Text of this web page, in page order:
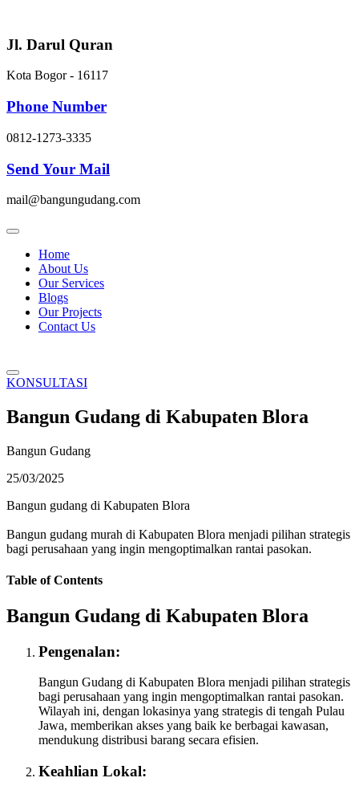
content
Jl. Darul Quran
Kota Bogor - 16117
Phone Number
0812-1273-3335
Send Your Mail
mail@bangungudang.com
Home
About Us
Our Services
Blogs
Our Projects
Contact Us
KONSULTASI
Bangun Gudang di Kabupaten Blora
Bangun Gudang
25/03/2025
Bangun gudang di Kabupaten Blora
Bangun gudang murah di Kabupaten Blora menjadi pilihan strategis
bagi perusahaan yang ingin mengoptimalkan rantai pasokan.
Table of Contents
Bangun Gudang di Kabupaten Blora
Pengenalan:
Bangun Gudang di Kabupaten Blora menjadi pilihan strategis
bagi perusahaan yang ingin mengoptimalkan rantai pasokan.
Wilayah ini, dengan lokasinya yang strategis di tengah Pulau
Jawa, memberikan akses yang baik ke berbagai kawasan,
mendukung distribusi barang secara efisien.
Keahlian Lokal: